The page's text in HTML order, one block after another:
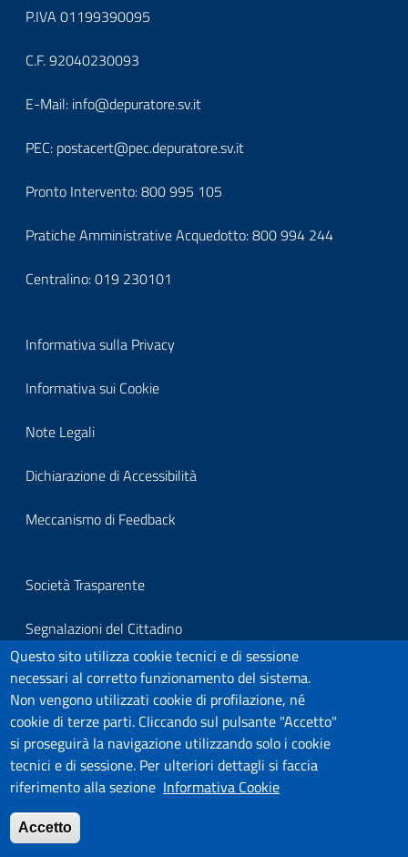
Block
it-
block-
footerindirizzo
P.IVA 01199390095
C.F. 92040230093
Block
it-
block-
footercontatti
E-Mail: info@depuratore.sv.it
PEC: postacert@pec.depuratore.sv.it
Pronto Intervento:800 995 105
Pratiche Amministrative Acquedotto:800 994 244
Centralino:019 230101
Block
it-
block-
footerprivacy
Informativa sulla Privacy
Informativa sui Cookie
Note Legali
Dichiarazione di Accessibilità
Meccanismo di Feedback
Block
it-
block-
footersegnalazioni
Società Trasparente
Segnalazioni del Cittadino
Per segnalazioni all'Organo Di Vigilanza
Link Utili
Covid-19
Block
Ultima modifica:
Questo sito utilizza cookie tecnici e di sessione
necessari al corretto funzionamento del sistema.
Non vengono utilizzati cookie di profilazione, né
cookie di terze parti. Cliccando sul pulsante "Accetto"
si proseguirà la navigazione utilizzando solo i cookie
tecnici e di sessione. Per ulteriori dettagli si faccia
riferimento alla sezione Informativa Cookie
Accetto